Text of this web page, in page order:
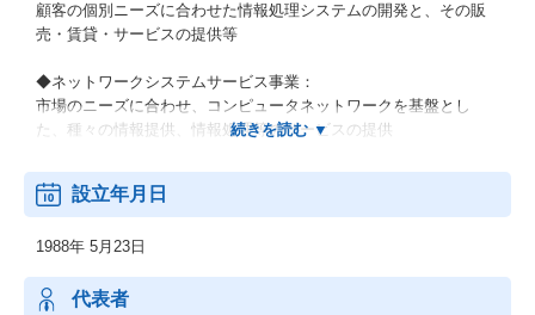
顧客の個別ニーズに合わせた情報処理システムの開発と、その販
売・賃貸・サービスの提供等
◆ネットワークシステムサービス事業：
市場のニーズに合わせ、コンピュータネットワークを基盤とし
た、種々の情報提供、情報処理等のサービスの提供
◆その他の事業：
顧客の経営上の問題点に係わる調査・分析、情報処理システムの
設立年月日
1988年 5月23日
代表者